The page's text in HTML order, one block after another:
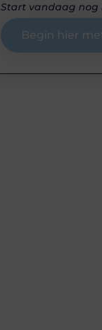
Start vandaag nog
Begin hier